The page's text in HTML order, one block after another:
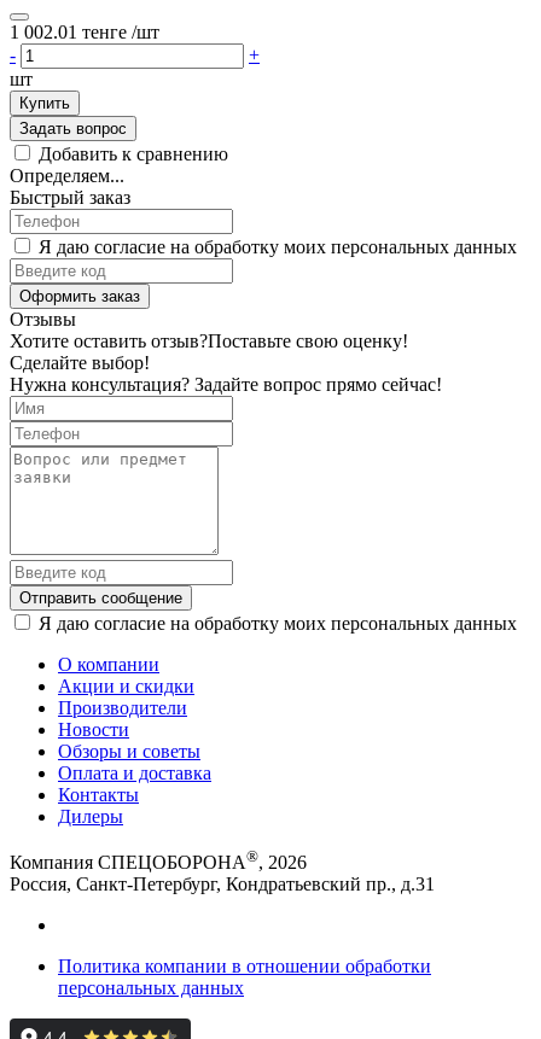
1 002.01 тенге /шт
-
+
шт
Купить
Задать вопрос
Добавить к сравнению
Определяем...
Быстрый заказ
Я даю согласие на обработку моих персональных данных
Оформить заказ
Отзывы
Хотите оставить отзыв?Поставьте свою оценку!
Сделайте выбор!
Нужна консультация? Задайте вопрос прямо сейчас!
Отправить сообщение
Я даю согласие на обработку моих персональных данных
О компании
Акции и скидки
Производители
Новости
Обзоры и советы
Оплата и доставка
Контакты
Дилеры
Компания СПЕЦОБОРОНА®, 2026
Россия, Санкт-Петербург, Кондратьевский пр., д.31
Политика компании в отношении обработки
персональных данных